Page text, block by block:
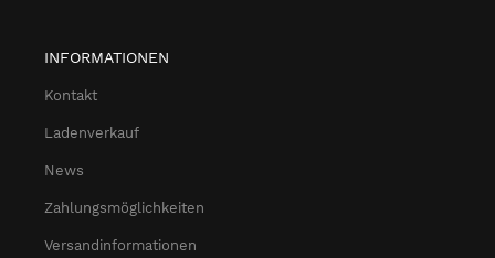
INFORMATIONEN
Kontakt
Ladenverkauf
News
Zahlungsmöglichkeiten
Versandinformationen